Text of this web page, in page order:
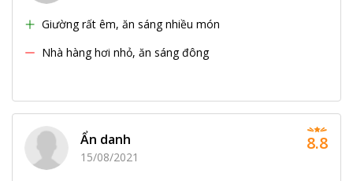
Giường rất êm, ăn sáng nhiều món
Nhà hàng hơi nhỏ, ăn sáng đông
Ẩn danh
15/08/2021
8.8